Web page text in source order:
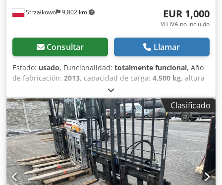
Strzałkowo 9,802 km EUR 1,000
VB IVA no incluído
Consultar Llamar
Estado: usado, Funcionalidad: totalmente funcional, Año
de fabricación: 2013, capacidad de carga: 4,500 kg, altura
, peso en vacío:
construcción:2,940 mm, desplazamiento lateral Cedpfst S
N Ixsx Ad Ijrf Centro de carga: 600 Clase ISO: Clase ISO 4 =
5.000 - 10.000 kg Estado técnico: bueno Descripción:
Horquillas ISO 3A (51 cm)
Clasificado